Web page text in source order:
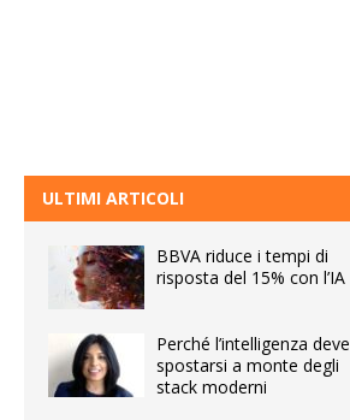
ULTIMI ARTICOLI
BBVA riduce i tempi di
risposta del 15% con l’IA
Perché l’intelligenza deve
spostarsi a monte degli
stack moderni